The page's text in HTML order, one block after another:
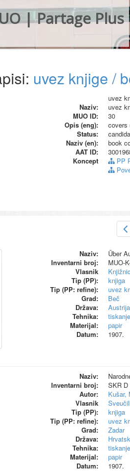
| Partage Plus
uvez knjige /
uvez
Naziv:
uvez
MUO ID:
30
Opis (eng):
covers
Status:
Naziv (en):
book
AAT ID:
Koncept
PP
Naziv:
Über
Inventarni broj:
MUO-
Vlasnik
Tip (PP):
knjiga
Tip (PP: refine):
uvez
Grad:
Beč
Država:
Austrija
Tehnika:
tiskanje
Materijal:
papir
Datum:
1907.
Naziv:
Inventarni broj:
SKR D
Autor:
Kušar,
Vlasnik
Tip (PP):
knjiga
Tip (PP: refine):
uvez
Grad:
Zadar
Država:
Tehnika:
tiskanje
Materijal:
papir
Datum:
1907.